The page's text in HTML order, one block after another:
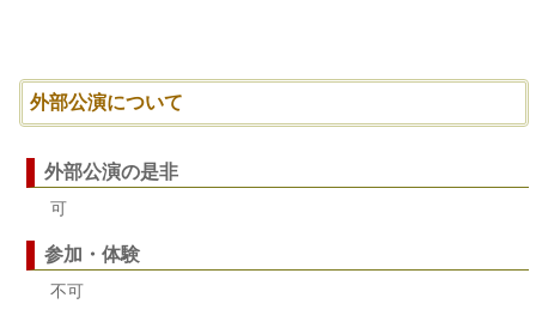
外部公演について
外部公演の是非
可
参加・体験
不可